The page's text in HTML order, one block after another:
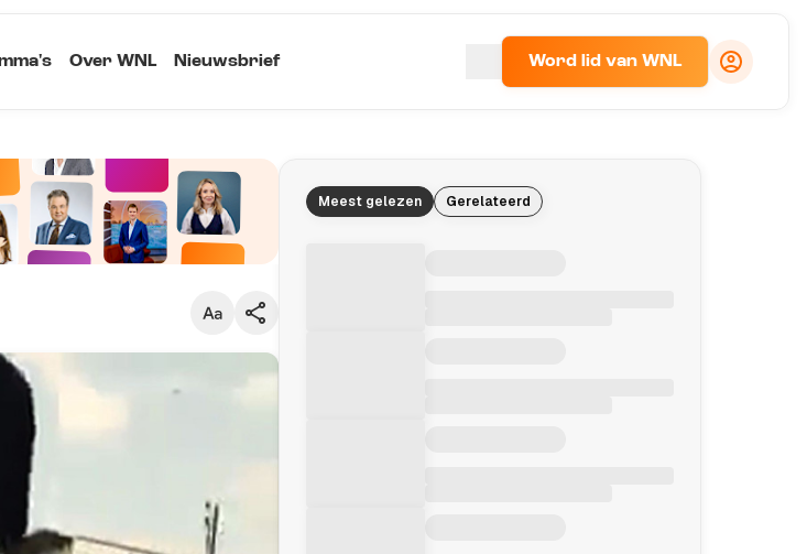
Over WNL Nieuwsbrief Word lid van WNL
Meest gelezen Gerelateerd